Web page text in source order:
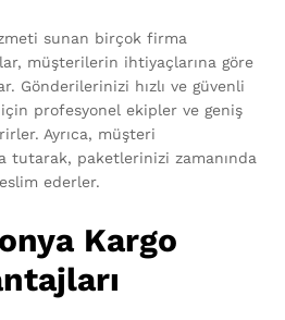
sunan birçok firma
müşterilerin ihtiyaçlarına göre
Gönderilerinizi hızlı ve güvenli
profesyonel ekipler ve geniş
Ayrıca, müşteri
tutarak, paketlerinizi zamanında
ederler.
Kargo